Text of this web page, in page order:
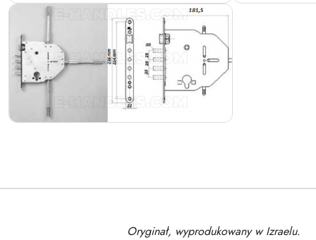
Oryginał, wyprodukowany w Izraelu.